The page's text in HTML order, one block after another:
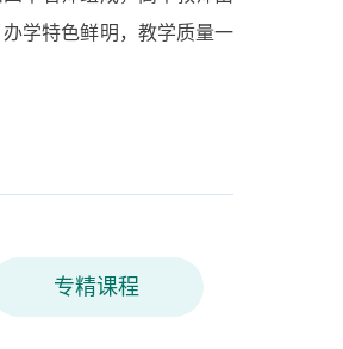
学特色鲜明，教学质量一
专精课程